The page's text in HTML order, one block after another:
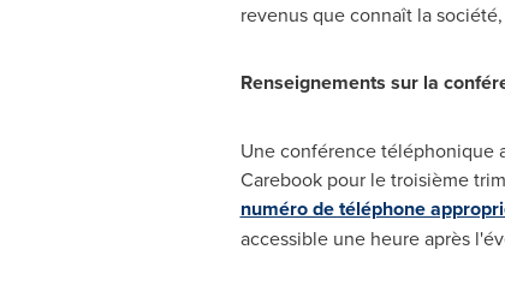
revenus que connaît la
Renseignements sur la
Une conférence téléphonique
Carebook pour le troisième
numéro de téléphone
accessible une heure après